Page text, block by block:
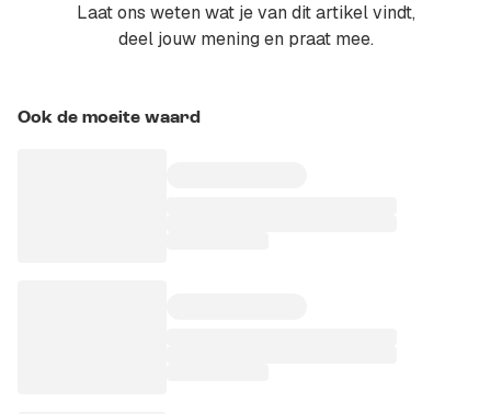
Laat ons weten wat je van dit artikel vindt,
deel jouw mening en praat mee.
Ook de moeite waard